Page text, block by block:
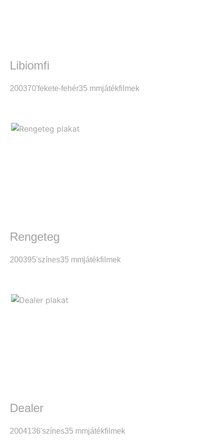
Libiomfi
200370'fekete-fehér35 mmjátékfilmek
Rengeteg
200395'színes35 mmjátékfilmek
Dealer
2004136'színes35 mmjátékfilmek